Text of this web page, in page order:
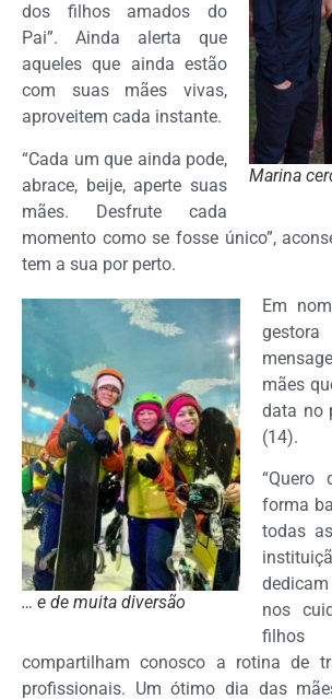
Marina
dos filhos amados do
Pai”. Ainda alerta que
aqueles que ainda estão
com suas mães vivas,
aproveitem cada instante.
“Cada um que ainda pode,
abrace, beije, aperte suas
mães. Desfrute cada
momento como se fosse único”,
tem a sua por perto.
… e de muita diversão
Em
mães
data no
(14).
“Quero
forma
todas
nos
compartilham conosco a rotina de
profissionais. Um ótimo dia das